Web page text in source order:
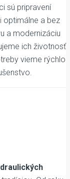
sú pripravení
optimálne a bez
a modernizáciu
ich životnosť
vieme rýchlo